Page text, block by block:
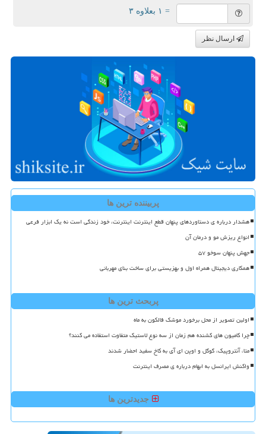
= ۱ بعلاوه ۳
ارسال نظر
پربیننده ترین ها
هشدار درباره ی دستاوردهای پنهان قطع اینترنت اینترنت، خود زندگی است نه یک ابزار فرعی
انواع ریزش مو و درمان آن
جهش پنهان سوخو ۵۷
همکاری دیجیتال همراه اول و بهزیستی برای ساخت بنای مهربانی
پربحث ترین ها
اولین تصویر از محل برخورد موشک فالکون به ماه
چرا کامیون های کشنده هم زمان از سه نوع لاستیک متفاوت استفاده می کنند؟
متا، آنتروپیک، گوگل و اوپن ای آی به کاخ سفید احضار شدند
واکنش ایرانسل به ابهام درباره ی مصرف اینترنت
جدیدترین ها